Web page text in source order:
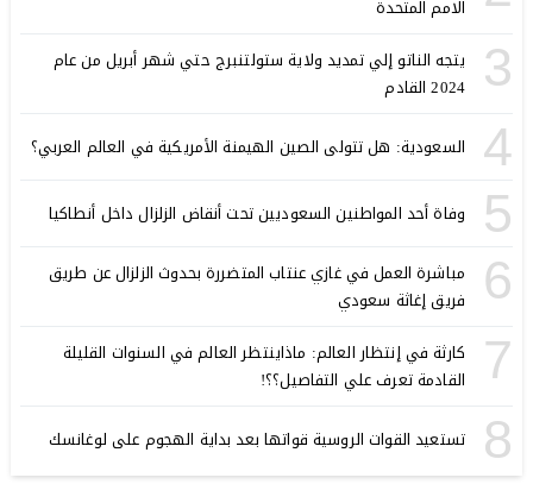
الامم المتحدة
3
يتجه الناتو إلي تمديد ولاية ستولتنبرج حتي شهر أبريل من عام
2024 القادم
4 السعودية: هل تتولى الصين الهيمنة الأمريكية في العالم العربي؟
5 وفاة أحد المواطنين السعوديين تحت أنقاض الزلزال داخل أنطاكيا
6
مباشرة العمل في غازي عنتاب المتضررة بحدوث الزلزال عن طريق
فريق إغاثة سعودي
7
كارثة في إنتظار العالم: ماذاينتظر العالم في السنوات القليلة
القادمة تعرف علي التفاصيل؟؟!
8 تستعيد القوات الروسية قواتها بعد بداية الهجوم على لوغانسك